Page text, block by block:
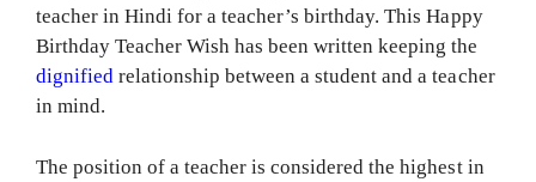
teacher in Hindi for a teacher’s birthday. This Happy
Birthday Teacher Wish has been written keeping the
dignified relationship between a student and a teacher
in mind.
The position of a teacher is considered the highest in